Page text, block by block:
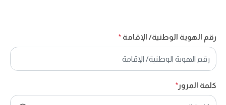
رقم الهوية الوطنية/ الإقامة*
كلمة المرور*